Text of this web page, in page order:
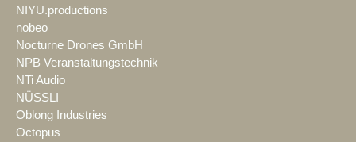
NIYU.productions
nobeo
Nocturne Drones GmbH
NPB Veranstaltungstechnik
NTi Audio
NÜSSLI
Oblong Industries
Octopus